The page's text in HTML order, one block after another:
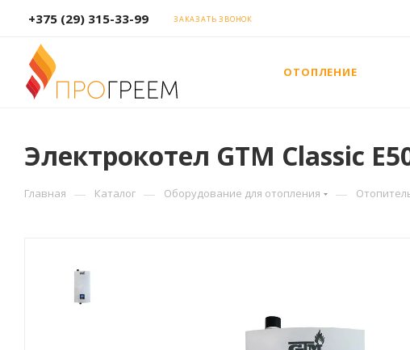
+375 (29) 315-33-99 ЗАКАЗАТЬ ЗВОНОК
ОТОПЛЕНИЕ
Электрокотел GTM Classic
Главная — Каталог — Оборудование для отопления —